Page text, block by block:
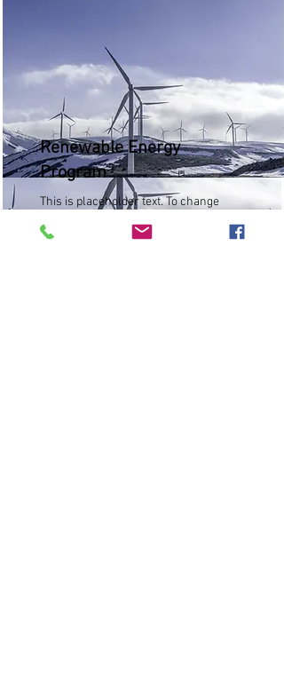
Renewable Energy
Program
This is placeholder text. To change
this content, double-click on the
element and click Change Content.